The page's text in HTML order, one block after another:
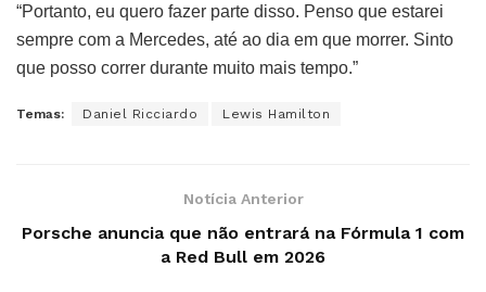
“Portanto, eu quero fazer parte disso. Penso que estarei
sempre com a Mercedes, até ao dia em que morrer. Sinto
que posso correr durante muito mais tempo.”
Temas: Daniel Ricciardo Lewis Hamilton
Notícia Anterior
Porsche anuncia que não entrará na Fórmula 1 com
a Red Bull em 2026